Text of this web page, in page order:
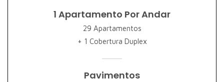
1 Apartamento Por Andar
29 Apartamentos
+ 1 Cobertura Duplex
Pavimentos